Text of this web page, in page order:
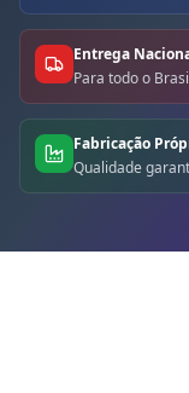
Entrega
Para todo o
Fabricação
Qualidade